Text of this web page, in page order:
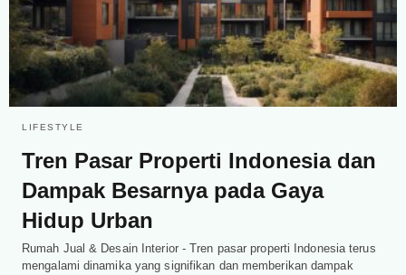
LIFESTYLE
Tren Pasar Properti Indonesia dan
Dampak Besarnya pada Gaya
Hidup Urban
Rumah Jual & Desain Interior - Tren pasar properti Indonesia terus
mengalami dinamika yang signifikan dan memberikan dampak